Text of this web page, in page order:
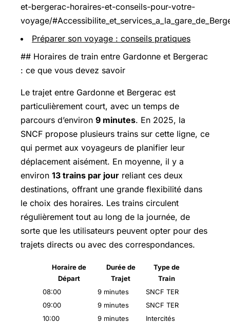
et-bergerac-horaires-et-conseils-pour-votre-
voyage/
Préparer son voyage : conseils pratiques
## Horaires de train entre Gardonne et Bergerac
: ce que vous devez savoir
Le trajet entre Gardonne et Bergerac est
particulièrement court, avec un temps de
parcours d’environ 9 minutes. En 2025, la
SNCF propose plusieurs trains sur cette ligne, ce
qui permet aux voyageurs de planifier leur
déplacement aisément. En moyenne, il y a
environ 13 trains par jour reliant ces deux
destinations, offrant une grande flexibilité dans
le choix des horaires. Les trains circulent
régulièrement tout au long de la journée, de
sorte que les utilisateurs peuvent opter pour des
trajets directs ou avec des correspondances.
Horaire de
Départ
Durée de
Trajet
Type de
Train
08:00
9 minutes
SNCF TER
09:00
9 minutes
SNCF TER
10:00
9 minutes
Intercités